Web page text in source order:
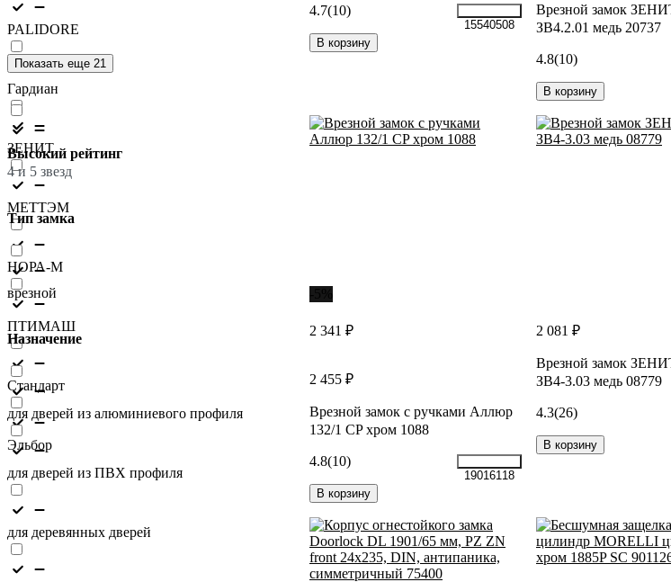
PALIDORE
Гардиан
ЗЕНИТ
МЕТТЭМ
НОРА-М
ПТИМАШ
Стандарт
Эльбор
Показать еще 21
Высокий рейтинг
4 и 5 звезд
Тип замка
врезной
Назначение
для дверей из алюминиевого профиля
для дверей из ПВХ профиля
для деревянных дверей
4.7(10)
15540508
В корзину
Врезной замок
ЗВ4.2.01 медь 20737
4.8(10)
В корзину
2 341 ₽
2 455 ₽
Врезной замок с ручками Аллюр
132/1 CP хром 1088
4.8(10)
19016118
В корзину
2 081 ₽
Врезной замок
ЗВ4-3.03 медь 08779
4.3(26)
В корзину